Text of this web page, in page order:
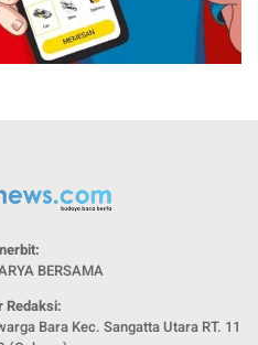
BERSAMA
Redaksi:
Bara Kec. Sangatta Utara RT. 11